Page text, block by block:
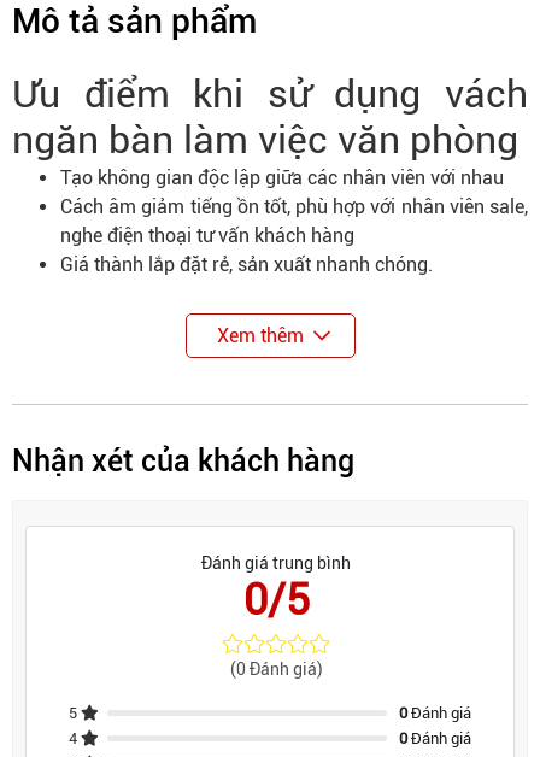
Mô tả sản phẩm
Ưu điểm khi sử dụng vách
ngăn bàn làm việc văn phòng
Tạo không gian độc lập giữa các nhân viên với nhau
Cách âm giảm tiếng ồn tốt, phù hợp với nhân viên sale,
nghe điện thoại tư vấn khách hàng
Giá thành lắp đặt rẻ, sản xuất nhanh chóng.
Xem thêm
Nhận xét của khách hàng
Đánh giá trung bình
0/5
(0 Đánh giá)
5 0Đánh giá
4
0Đánh giá